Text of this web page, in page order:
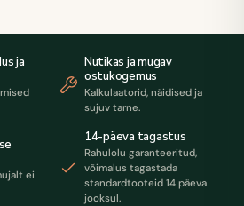
ja
Nutikas ja mugav
ostukogemus
Kalkulaatorid, näidised ja
sujuv tarne.
ei
14-päeva tagastus
Rahulolu garanteeritud,
võimalus tagastada
standardtooteid 14 päeva
jooksul.